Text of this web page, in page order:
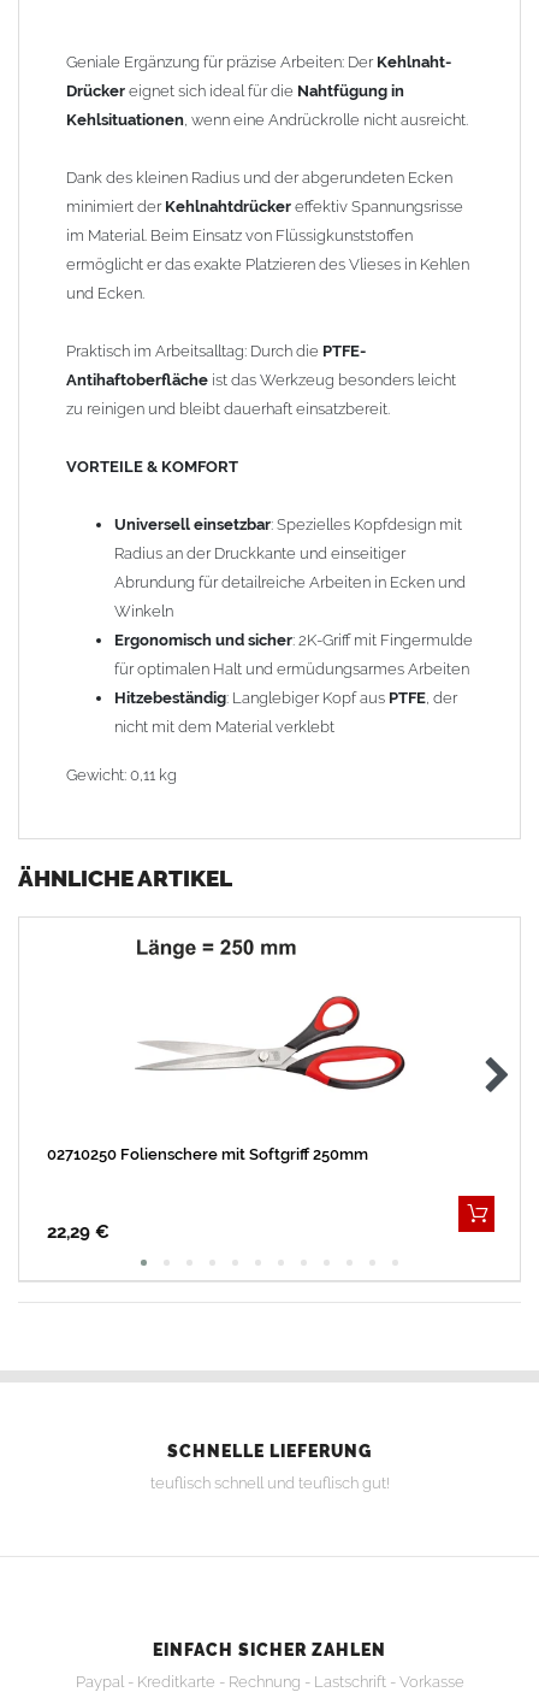
detailreiche Arbeiten in Ecken und Winkeln
Ergonomisch und sicher: 2K-Griff mit Fingermulde für
optimalen Halt und ermüdungsarmes Arbeiten
dem Material verklebt
Gewicht: 0,11 kg
Geniale Ergänzung für präzise Arbeiten: Der Kehlnaht-
Drücker eignet sich ideal für die Nahtfügung in
Kehlsituationen, wenn eine Andrückrolle nicht ausreicht.
Dank des kleinen Radius und der abgerundeten Ecken
minimiert der Kehlnahtdrücker effektiv Spannungsrisse
im Material. Beim Einsatz von Flüssigkunststoffen
ermöglicht er das exakte Platzieren des Vlieses in Kehlen
und Ecken.
Praktisch im Arbeitsalltag: Durch die PTFE-
Antihaftoberfläche ist das Werkzeug besonders leicht
zu reinigen und bleibt dauerhaft einsatzbereit.
VORTEILE & KOMFORT
Universell einsetzbar: Spezielles Kopfdesign mit
Radius an der Druckkante und einseitiger
Abrundung für detailreiche Arbeiten in Ecken und
Winkeln
Ergonomisch und sicher: 2K-Griff mit Fingermulde
für optimalen Halt und ermüdungsarmes Arbeiten
Hitzebeständig: Langlebiger Kopf aus PTFE, der
nicht mit dem Material verklebt
Gewicht: 0,11 kg
ÄHNLICHE ARTIKEL
02710250 Folienschere mit Softgriff 250mm
22,29 €
SCHNELLE LIEFERUNG
teuflisch schnell und teuflisch gut!
EINFACH SICHER ZAHLEN
Paypal - Kreditkarte - Rechnung - Lastschrift - Vorkasse